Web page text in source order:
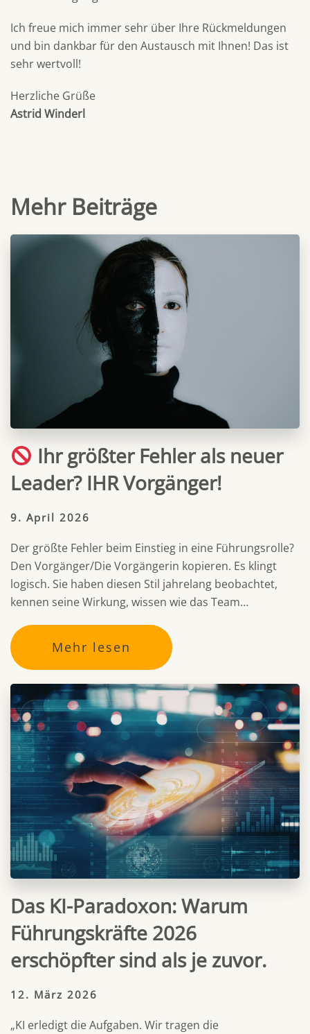
Ich freue mich immer sehr über Ihre Rückmeldungen
und bin dankbar für den Austausch mit Ihnen! Das ist
sehr wertvoll!
Herzliche Grüße
Astrid Winderl
Mehr Beiträge
Ihr größter Fehler als neuer
Leader? IHR Vorgänger!
9. April 2026
Der größte Fehler beim Einstieg in eine Führungsrolle?
Den Vorgänger/Die Vorgängerin kopieren. Es klingt
logisch. Sie haben diesen Stil jahrelang beobachtet,
kennen seine Wirkung, wissen wie das Team…
Mehr lesen
Das KI-Paradoxon: Warum
Führungskräfte 2026
erschöpfter sind als je zuvor.
12. März 2026
„KI erledigt die Aufgaben. Wir tragen die